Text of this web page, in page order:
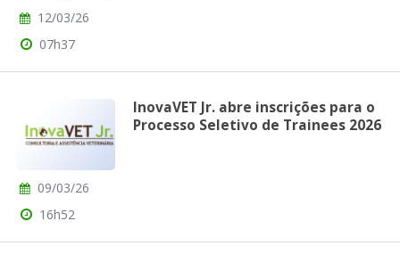
12/03/26
07h37
InovaVET Jr. abre inscrições para o
Processo Seletivo de Trainees 2026
09/03/26
16h52